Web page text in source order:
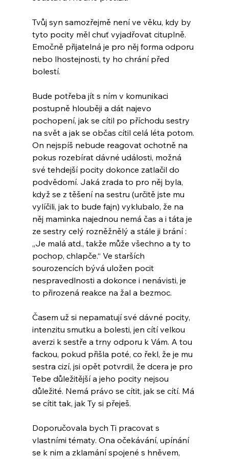
Tvůj syn samozřejmě není ve věku, kdy by
tyto pocity měl chuť vyjadřovat cituplně.
Emočně přijatelná je pro něj forma odporu
nebo lhostejnosti, ty ho chrání před
bolestí.
Bude potřeba jít s ním v komunikaci
postupně hlouběji a dát najevo
pochopení, jak se cítil po příchodu sestry
na svět a jak se občas cítil celá léta potom.
On nejspíš nebude reagovat ochotně na
pokus rozebírat dávné události, možná
své tehdejší pocity dokonce zatlačil do
podvědomí. Jaká zrada to pro něj byla,
když se z těšení na sestru (určitě jste mu
vylíčili, jak to bude fajn) vyklubalo, že na
něj maminka najednou nemá čas a i táta je
ze sestry celý rozněžnělý a stále ji brání :
„Je malá atd., takže může všechno a ty to
pochop, chlapče.“ Ve starších
sourozencích bývá uložen pocit
nespravedlnosti a dokonce i nenávisti, je
to přirozená reakce na žal a bezmoc.
Časem už si nepamatují své dávné pocity,
intenzitu smutku a bolesti, jen cítí velkou
averzi k sestře a trny odporu k Vám. A tou
fackou, pokud přišla poté, co řekl, že je mu
sestra cizí, jsi opět potvrdil, že dcera je pro
Tebe důležitější a jeho pocity nejsou
důležité. Nemá právo se cítit, jak se cítí. Má
se cítit tak, jak Ty si přeješ.
Doporučovala bych Ti pracovat s
vlastními tématy. Ona očekávání, upínání
se k nim a zklamání spojené s hněvem,